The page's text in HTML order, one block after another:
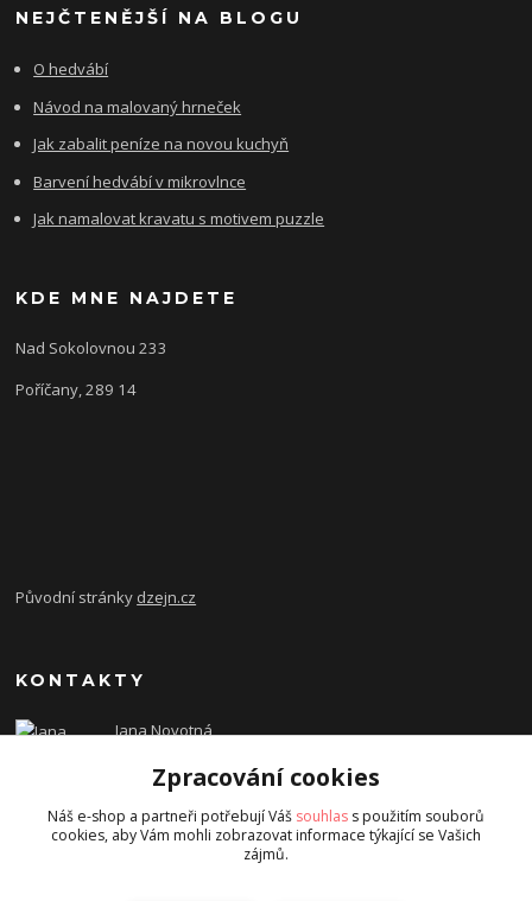
NEJČTENĚJŠÍ NA BLOGU
O hedvábí
Návod na malovaný hrneček
Jak zabalit peníze na novou kuchyň
Barvení hedvábí v mikrovlnce
Jak namalovat kravatu s motivem puzzle
KDE MNE NAJDETE
Nad Sokolovnou 233
Poříčany, 289 14
Původní stránky dzejn.cz
KONTAKTY
Jana Novotná
dzejn.n@email.cz
Zpracování cookies
Náš e-shop a partneři potřebují Váš souhlas s použitím souborů
cookies, aby Vám mohli zobrazovat informace týkající se Vašich
zájmů.